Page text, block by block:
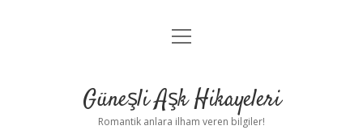
Anasayfa
Yasal Uyarı
menüyü
Güneşli Aşk Hikayeleri
Romantik anlara ilham veren bilgiler!